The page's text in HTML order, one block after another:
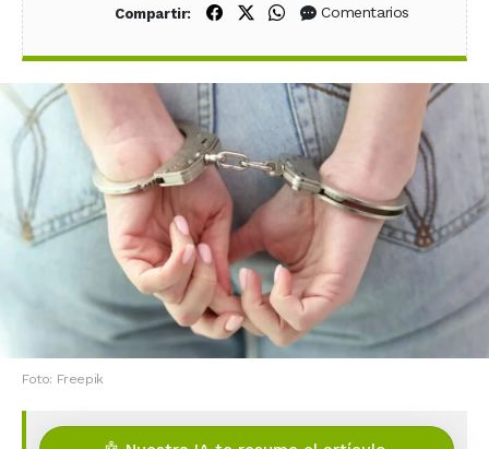
Compartir: Compartir en Facebook
Compartir en X (Twitter)
Compartir en WhatsApp
Comentarios
Foto: Freepik